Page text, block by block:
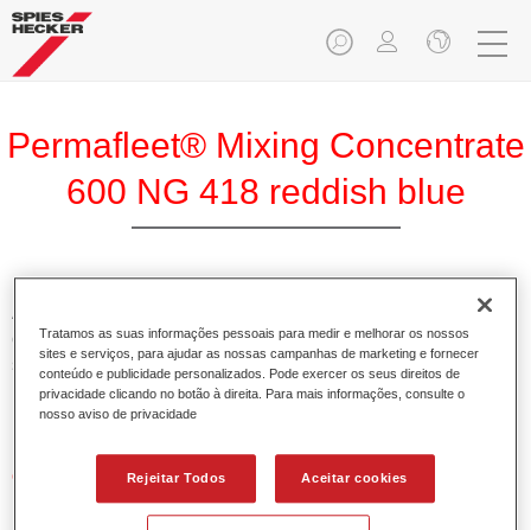
Permafleet® Mixing Concentrate
600 NG 418 reddish blue
A Permafleet Base Concentrada 600 permite misturar as
cores para veículos comerciais da tinta Permafleet nas
séries 630, 670 e 675. Pode igualmente ser utilizada para
misturar diferentes tintas industriais PercoTop e Permacron
Esmalte 730.
Características do produto
Contém pigmentos de alta qualidade para cores lisas.
Tratamos as suas informações pessoais para medir e melhorar os nossos
sites e serviços, para ajudar as nossas campanhas de marketing e fornecer
conteúdo e publicidade personalizados. Pode exercer os seus direitos de
privacidade clicando no botão à direita. Para mais informações, consulte o
nosso aviso de privacidade
Rejeitar Todos Aceitar cookies